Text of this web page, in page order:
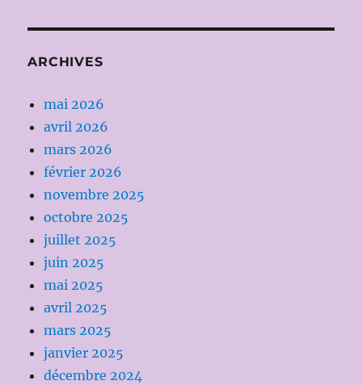
ARCHIVES
mai 2026
avril 2026
mars 2026
février 2026
novembre 2025
octobre 2025
juillet 2025
juin 2025
mai 2025
avril 2025
mars 2025
janvier 2025
décembre 2024